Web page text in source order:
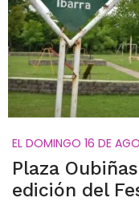
EL DOMINGO 16 DE
Plaza
edición del